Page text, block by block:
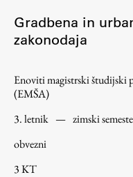
Gradbena in
zakonodaja
Enoviti magistrski študijski
(EMŠA)
3. letnik — zimski
obvezni
3 KT